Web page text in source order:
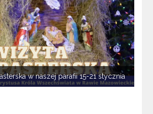
w naszej parafii 15-21 stycznia